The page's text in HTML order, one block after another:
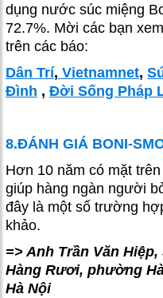
dụng nước súc miệng
72.7%. Mời các bạn
trên các báo:
Dân Trí, Vietnamnet,
Đình , Đời Sống Pháp
8.ĐÁNH GIÁ BONI-
Hơn 10 năm có mặt
giúp hàng ngàn người
đây là một số trường
khảo.
=> Anh Trần Văn Hiệp,
Hàng Rươi, phường
Hà Nội